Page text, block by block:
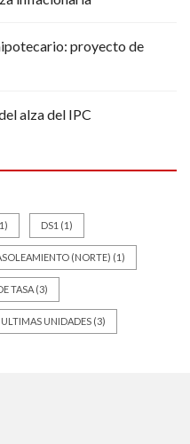
proyecto de
alza del IPC
DS1 (1)
(NORTE) (1)
TASA (3)
ULTIMAS UNIDADES (3)